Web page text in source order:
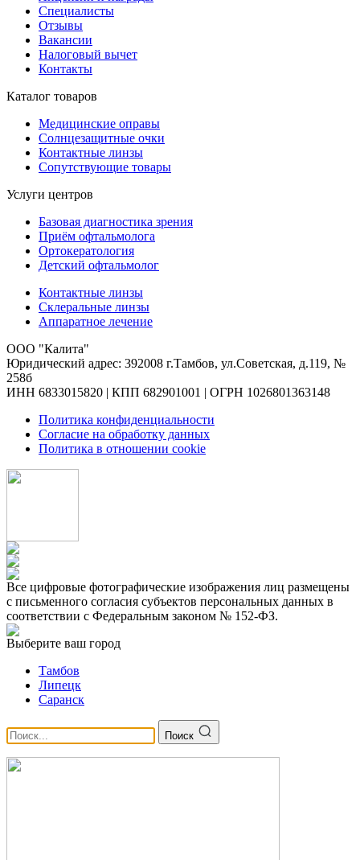
Специалисты
Отзывы
Вакансии
Налоговый вычет
Контакты
Каталог товаров
Медицинские оправы
Солнцезащитные очки
Контактные линзы
Сопутствующие товары
Услуги центров
Базовая диагностика зрения
Приём офтальмолога
Ортокератология
Детский офтальмолог
Контактные линзы
Склеральные линзы
Аппаратное лечение
ООО "Калита"
Юридический адрес: 392008 г.Тамбов, ул.Советская, д.119, №
258б
ИНН 6833015820 | КПП 682901001 | ОГРН 1026801363148
Политика конфиденциальности
Согласие на обработку данных
Политика в отношении cookie
Все цифровые фотографические изображения лиц размещены
с письменного согласия субъектов персональных данных в
соответствии с Федеральным законом № 152-ФЗ.
Выберите ваш город
Тамбов
Липецк
Саранск
Поиск